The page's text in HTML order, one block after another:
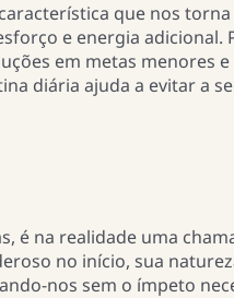
que nos torna
e energia adicional.
em metas menores
diária ajuda a evitar a
é na realidade uma
no início, sua
nos sem o ímpeto